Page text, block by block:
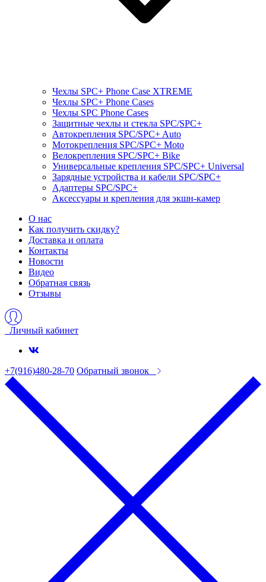
Чехлы SPC+ Phone Case XTREME
Чехлы SPC+ Phone Cases
Чехлы SPС Phone Cases
Защитные чехлы и стекла SPC/SPC+
Автокрепления SPС/SPC+ Auto
Мотокрепления SPС/SPC+ Moto
Велокрепления SPС/SPC+ Bike
Универсальные крепления SPС/SPC+ Universal
Зарядные устройства и кабели SPC/SPC+
Адаптеры SPC/SPC+
Аксессуары и крепления для экшн-камер
О нас
Как получить скидку?
Доставка и оплата
Контакты
Новости
Видео
Обратная связь
Отзывы
Личный кабинет
+7(916)480-28-70 Обратный звонок